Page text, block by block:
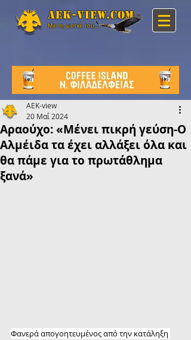
Aek-view.com
Με τη ματιά του...
Αραούχο: «Μένει πικρή γεύση-Ο
Αλμέιδα τα έχει αλλάξει όλα και
θα πάμε για το πρωτάθλημα
ξανά»
AEK-view
20 Μαΐ 2024
Φανερά απογοητευμένος από την κατάληξη